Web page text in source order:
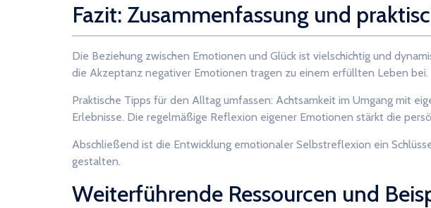
Fazit: Zusammenfassung und
Die Beziehung zwischen Emotionen und Glück ist vielschichtig und
die Akzeptanz negativer Emotionen tragen zu einem erfüllten Leben bei.
Praktische Tipps für den Alltag umfassen: Achtsamkeit im Umgang mit
Erlebnisse. Die regelmäßige Reflexion eigener Emotionen stärkt die
Abschließend ist die Entwicklung emotionaler Selbstreflexion ein
gestalten.
Weiterführende Ressourcen und